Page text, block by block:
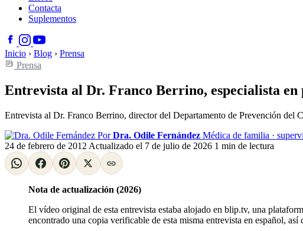
Contacta
Suplementos
Inicio › Blog › Prensa
Prensa
Entrevista al Dr. Franco Berrino, especialista en
Entrevista al Dr. Franco Berrino, director del Departamento de Prevención del
Por Dra. Odile Fernández Médica de familia ·
24 de febrero de 2012 Actualizado el 7 de julio de 2026 1 min de lectura
Nota de actualización (2026)
El vídeo original de esta entrevista estaba alojado en blip.tv, una
encontrado una copia verificable de esta misma entrevista en español,